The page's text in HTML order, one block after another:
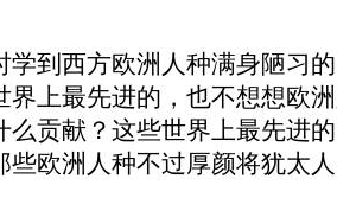
学到西方欧洲人种满身陋习
界上最先进的，也不想想欧
么贡献？这些世界上最先进
些欧洲人种不过厚颜将犹太